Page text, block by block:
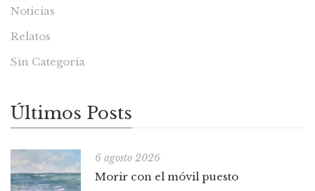
Noticias
Relatos
Sin Categoría
Últimos Posts
6 agosto 2026
Morir con el móvil puesto